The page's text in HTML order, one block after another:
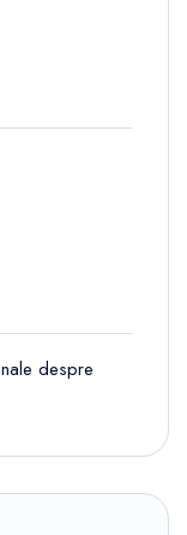
despre